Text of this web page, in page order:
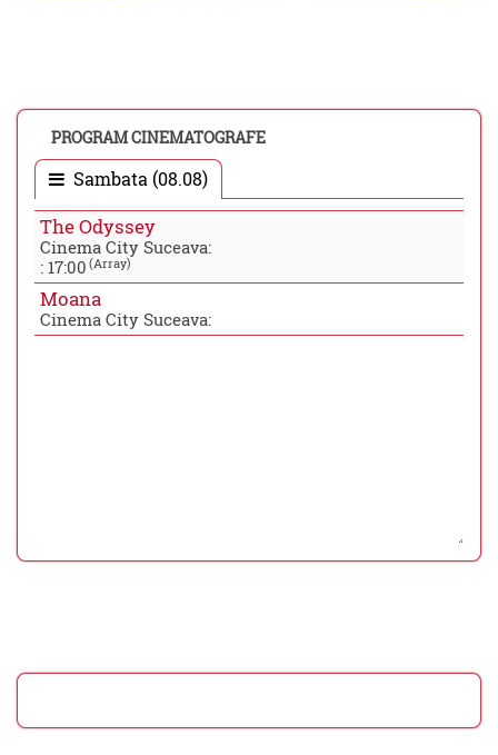
PROGRAM CINEMATOGRAFE
Sambata (08.08)
The Odyssey
Cinema City Suceava:
: 17:00 (Array)
Moana
Cinema City Suceava: